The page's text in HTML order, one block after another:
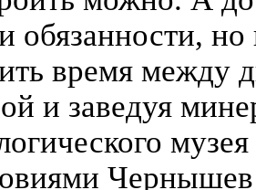
обязанности,
время между
и заведуя
Чернышев